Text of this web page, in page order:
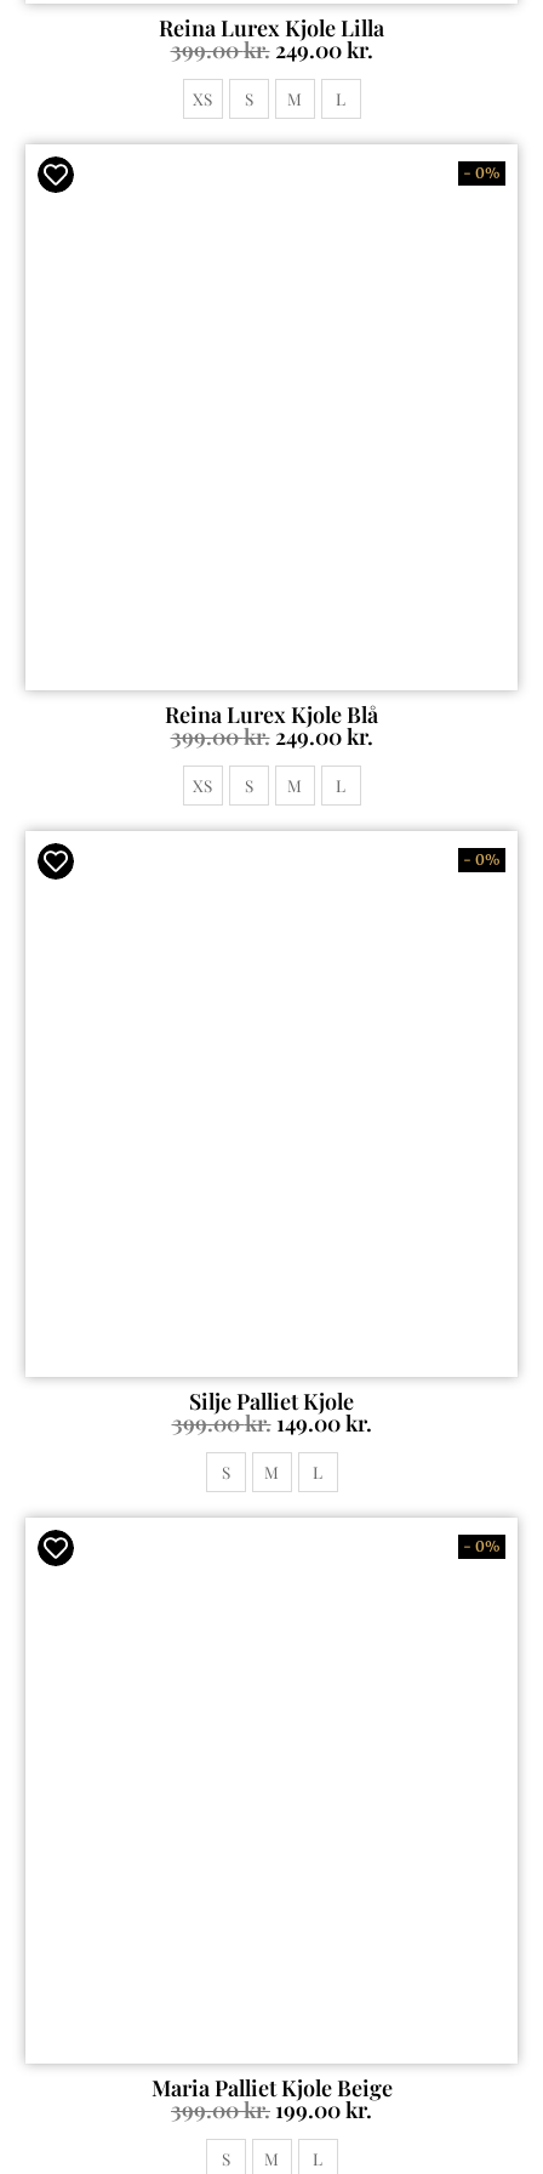
Reina Lurex Kjole Lilla
399.00kr. 249.00kr.
XS S M L
- 0%
Reina Lurex Kjole Blå
399.00kr. 249.00kr.
XS S M L
- 0%
Silje Palliet Kjole
399.00kr.149.00kr.
S M L
- 0%
Maria Palliet Kjole Beige
399.00kr.199.00kr.
S M L